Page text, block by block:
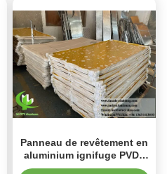
Panneau de revêtement en
aluminium ignifuge PVDF
couleur or antirouille